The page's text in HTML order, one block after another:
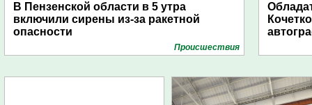
В Пензенской области в 5 утра
включили сирены из-за ракетной
опасности
Проиcшествия